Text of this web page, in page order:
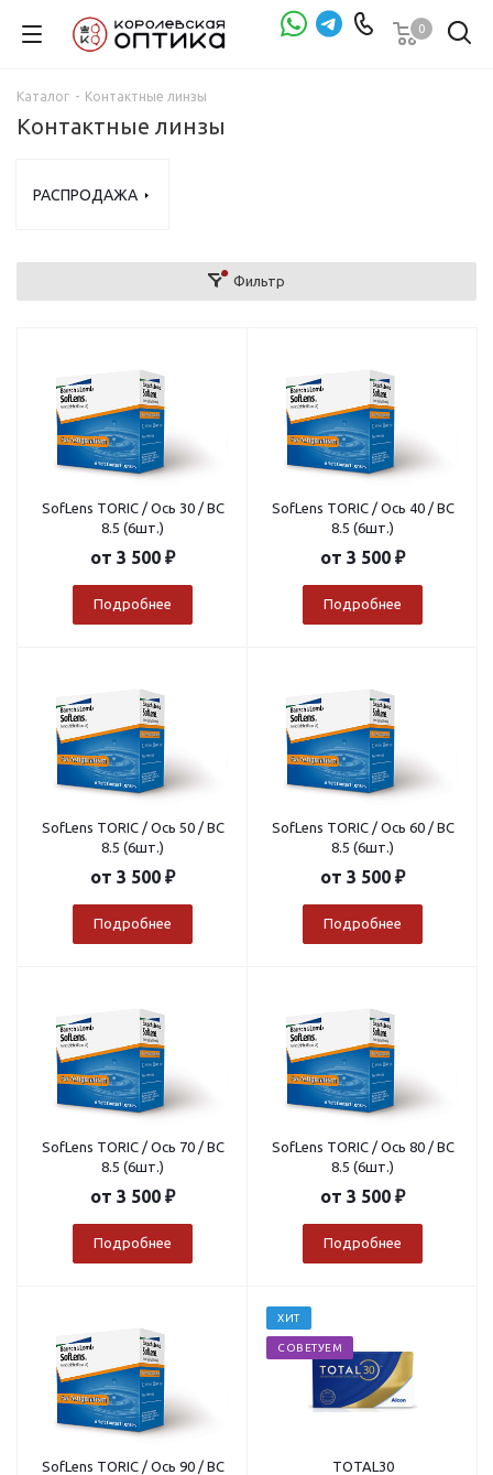
0
Каталог - Контактные линзы
Контактные линзы
РАСПРОДАЖА
Фильтр
SofLens TORIC / Ось 30 / BC
8.5 (6шт.)
от 3 500 ₽
Подробнее
SofLens TORIC / Ось 40 / BC
8.5 (6шт.)
от 3 500 ₽
Подробнее
SofLens TORIC / Ось 50 / BC
8.5 (6шт.)
от 3 500 ₽
Подробнее
SofLens TORIC / Ось 60 / BC
8.5 (6шт.)
от 3 500 ₽
Подробнее
SofLens TORIC / Ось 70 / BC
8.5 (6шт.)
от 3 500 ₽
Подробнее
SofLens TORIC / Ось 80 / BC
8.5 (6шт.)
от 3 500 ₽
Подробнее
SofLens TORIC / Ось 90 / BC
ХИТ
СОВЕТУЕМ
TOTAL30